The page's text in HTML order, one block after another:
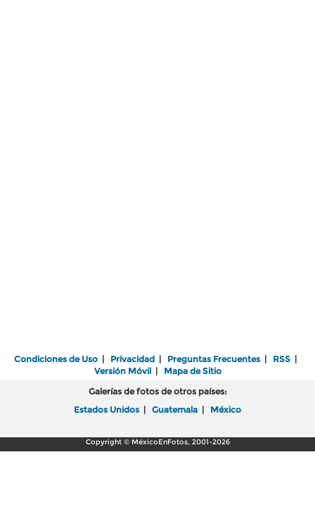
Condiciones de Uso | Privacidad | Preguntas Frecuentes | RSS |
Versión Móvil| Mapa de Sitio
Galerías de fotos de otros países:
Estados Unidos | Guatemala | México
Copyright © MéxicoEnFotos, 2001-2026